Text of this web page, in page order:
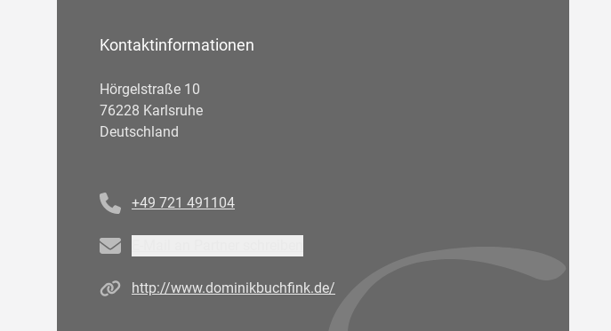
Kontaktinformationen
Hörgelstraße 10
76228 Karlsruhe
Deutschland
+49 721 491104
Email
Homepagehttp://www.dominikbuchfink.de/